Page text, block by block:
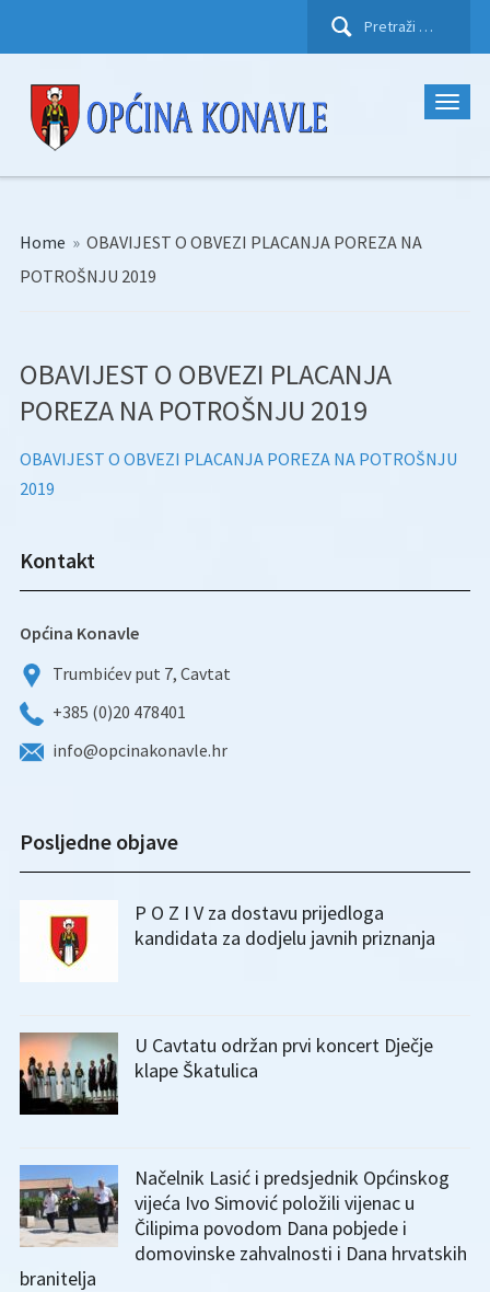
Pretraži:
Home » OBAVIJEST O OBVEZI PLACANJA POREZA NA
POTROŠNJU 2019
OBAVIJEST O OBVEZI PLACANJA
POREZA NA POTROŠNJU 2019
OBAVIJEST O OBVEZI PLACANJA POREZA NA POTROŠNJU
2019
Kontakt
Općina Konavle
Trumbićev put 7, Cavtat
+385 (0)20 478401
info@opcinakonavle.hr
Posljedne objave
P O Z I V za dostavu prijedloga
kandidata za dodjelu javnih priznanja
U Cavtatu održan prvi koncert Dječje
klape Škatulica
Načelnik Lasić i predsjednik Općinskog
vijeća Ivo Simović položili vijenac u
Čilipima povodom Dana pobjede i
domovinske zahvalnosti i Dana hrvatskih
branitelja